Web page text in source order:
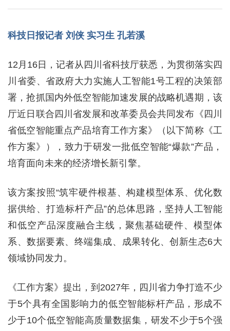
科技日报记者 刘侠 实习生 孔若溪
12月16日，记者从四川省科技厅获悉，为贯彻落实四
川省委、省政府大力实施人工智能1号工程的决策部
署，抢抓国内外低空智能加速发展的战略机遇期，该
厅近日联合四川省发展和改革委员会共同发布《四川
省低空智能重点产品培育工作方案》（以下简称《工
作方案》），致力于研发一批低空智能“爆款”产品，
培育面向未来的经济增长新引擎。
该方案按照“筑牢硬件根基、构建模型体系、优化数
据供给、打造标杆产品”的总体思路，坚持人工智能
和低空产品深度融合主线，聚焦基础硬件、模型体
系、数据要素、终端集成、成果转化、创新生态6大
领域协同发力。
《工作方案》提出，到2027年，四川省力争打造不少
于5个具有全国影响力的低空智能标杆产品，形成不
少于10个低空智能高质量数据集，研发不少于5个强